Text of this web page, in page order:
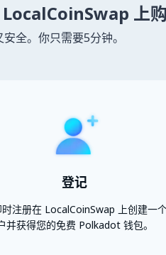
LocalCoinSwap 上
全。你只需要5分钟。
登记
注册在 LocalCoinSwap 上创建一
并获得您的免费 Polkadot 钱包。